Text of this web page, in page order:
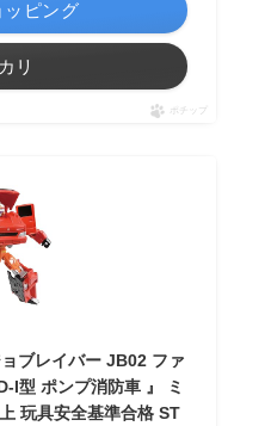
ッピング
リ
ポチップ
ブレイバー JB02 ファ
I型 ポンプ消防車 』 ミ
玩具安全基準合格 ST